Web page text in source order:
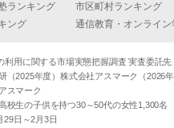
ランキング
市区町村ランキング
ング
通信教育・オンライ
用に関する市場実態把握調査 実査委託
（2025年度）株式会社アスマーク（2026年
スマーク
生の子供を持つ30～50代の女性1,300名
日～2月3日